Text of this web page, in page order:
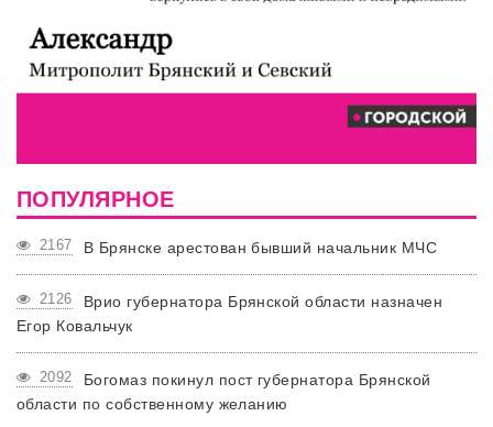
ПОПУЛЯРНОЕ
2167 В Брянске арестован бывший начальник МЧС
2126
Врио губернатора Брянской области назначен
Егор Ковальчук
2092
Богомаз покинул пост губернатора Брянской
области по собственному желанию